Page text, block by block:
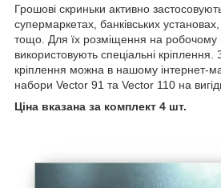
Грошові скриньки активно
супермаркетах, банківських
тощо. Для їх розміщення на робочому
використовують спеціальні
кріплення можна в нашому інтернет-
набори Vector 91 та Vector 110 на
Ціна вказана за комплект 4 шт.